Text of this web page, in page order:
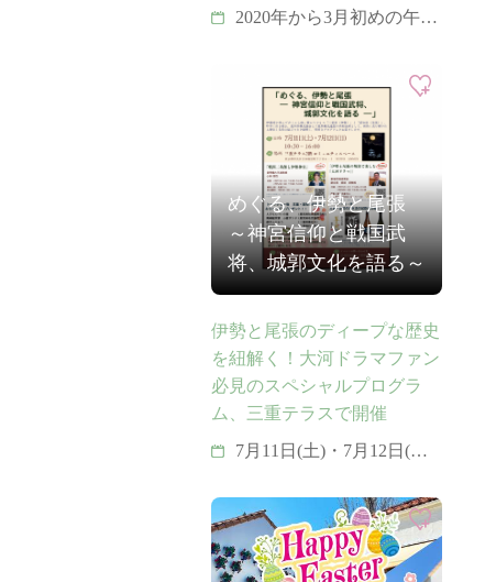
2020年から3月初めの午の
めぐる、伊勢と尾張
～神宮信仰と戦国武
将、城郭文化を語る～
伊勢と尾張のディープな歴史
を紐解く！大河ドラマファン
必見のスペシャルプログラ
ム、三重テラスで開催
7月11日(土)・7月12日(日)